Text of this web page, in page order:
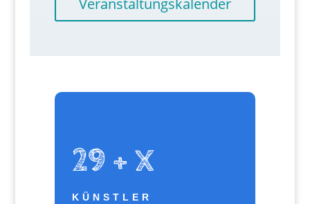
Veranstaltungskalender
29 + X
KÜNSTLER